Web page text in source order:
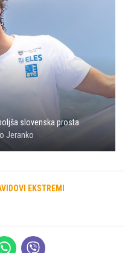
slovenska prosta
Jeranko
EKSTREMI